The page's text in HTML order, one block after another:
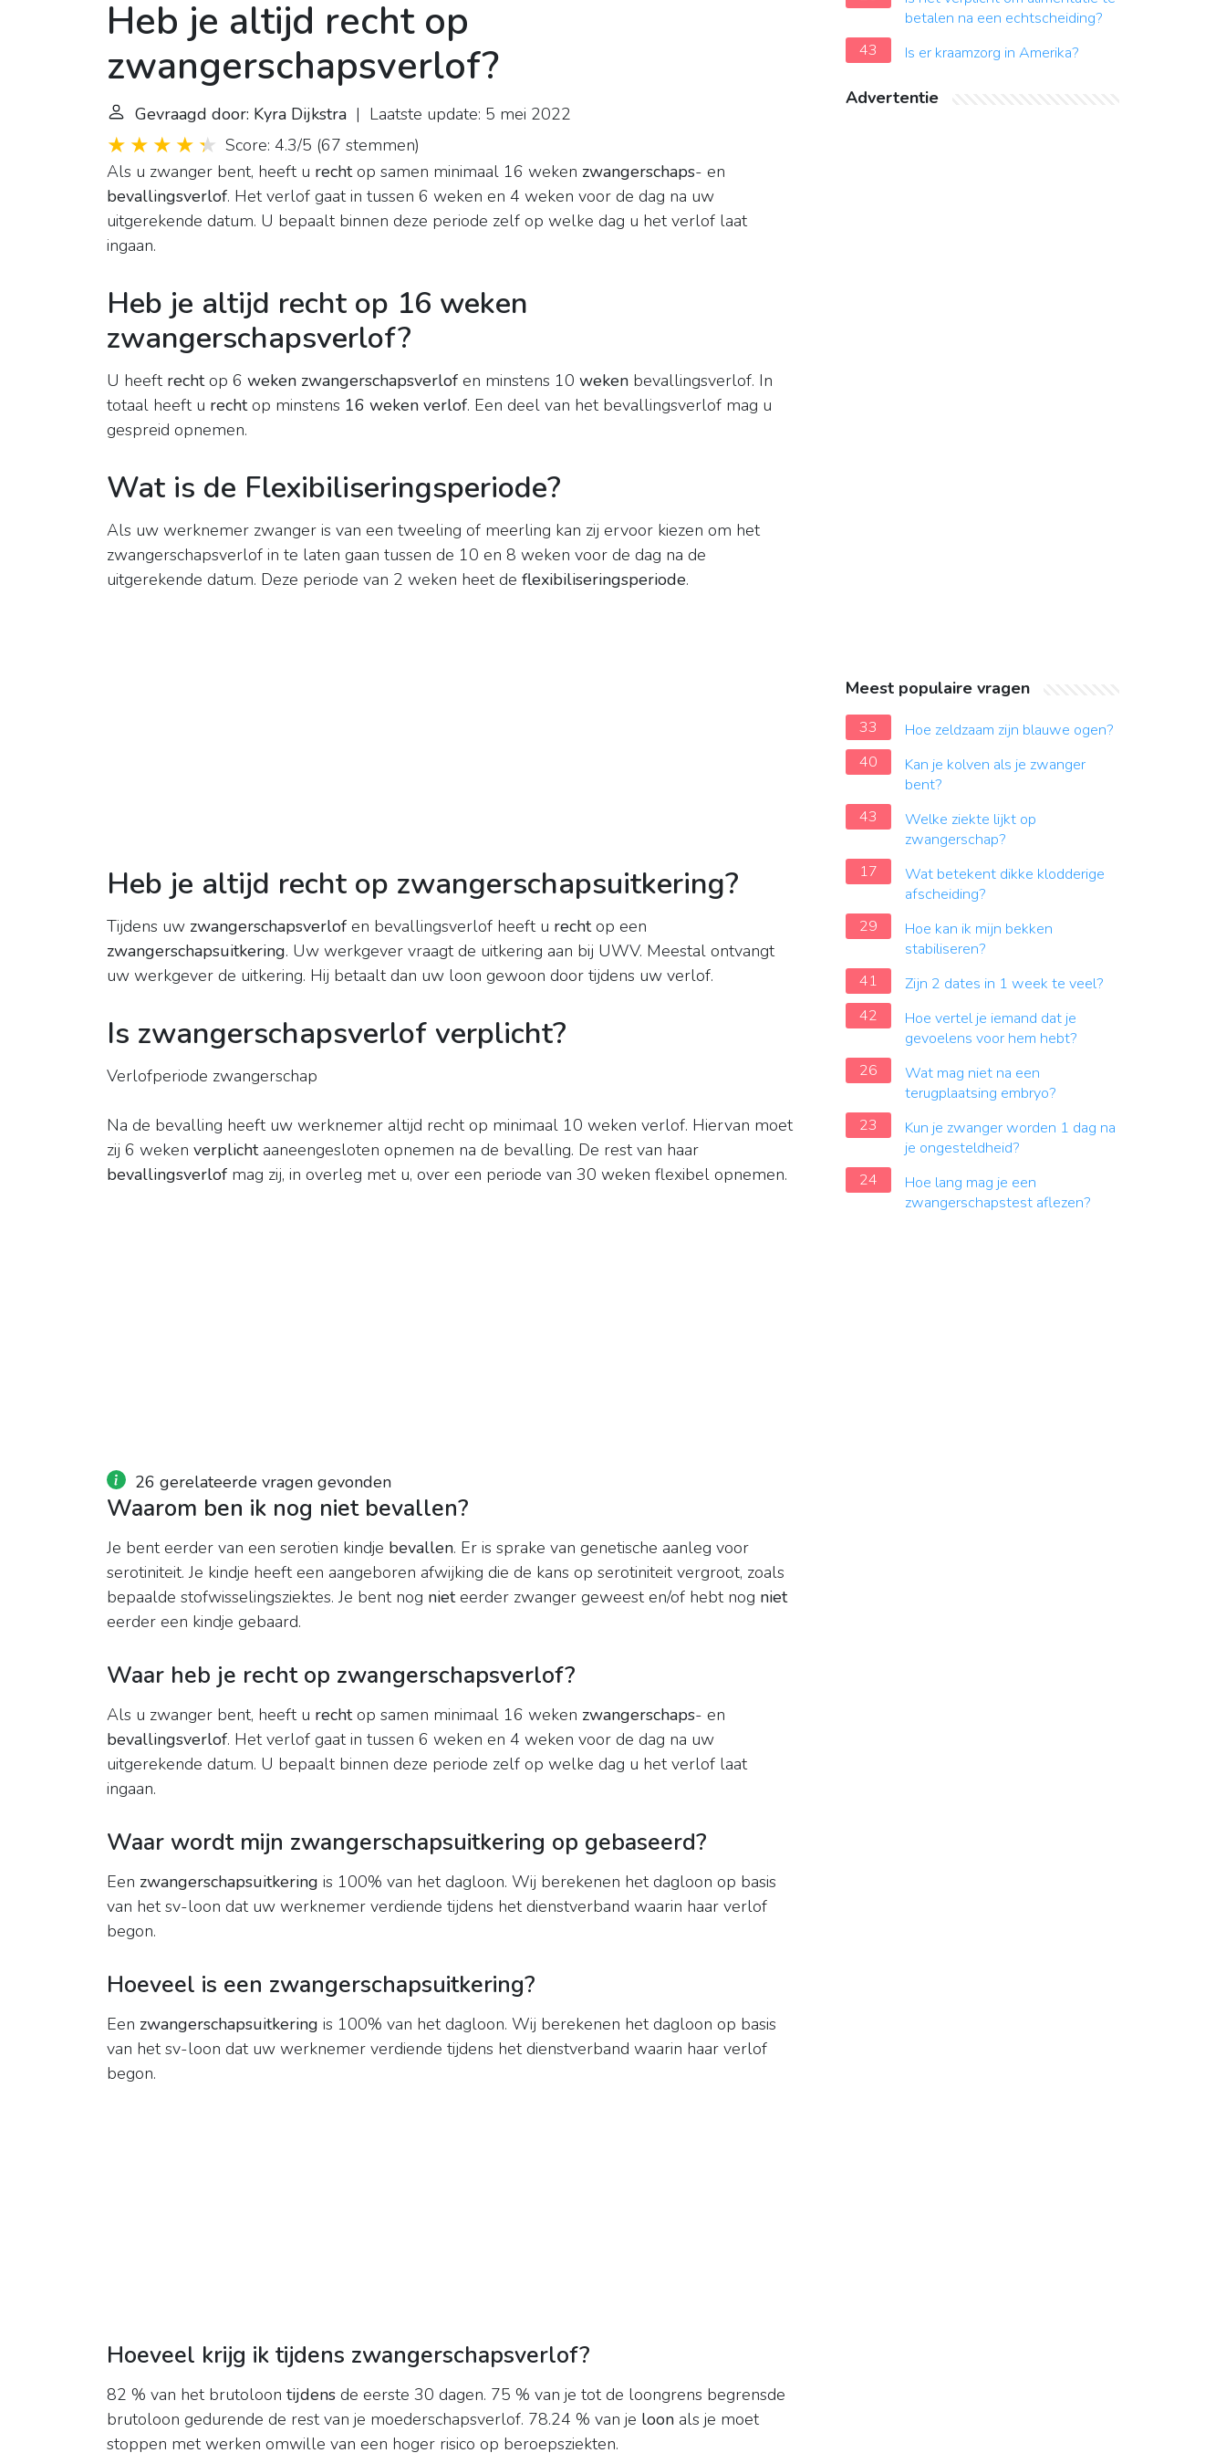
Heb je altijd recht op
zwangerschapsverlof?
Gevraagd door: Kyra Dijkstra | Laatste update: 5 mei 2022
Score: 4.3/5 (67 stemmen)
Als u zwanger bent, heeft u rechtop samen minimaal 16 weken zwangerschaps- en
bevallingsverlof. Het verlof gaat in tussen 6 weken en 4 weken voor de dag na uw
uitgerekende datum. U bepaalt binnen deze periode zelf op welke dag u het verlof laat
ingaan.
Heb je altijd recht op 16 weken
zwangerschapsverlof?
U heeft rechtop 6 weken zwangerschapsverlof en minstens 10 weken bevallingsverlof. In
totaal heeft u rechtop minstens 16 weken verlof. Een deel van het bevallingsverlof mag u
gespreid opnemen.
Wat is de Flexibiliseringsperiode?
Als uw werknemer zwanger is van een tweeling of meerling kan zij ervoor kiezen om het
zwangerschapsverlof in te laten gaan tussen de 10 en 8 weken voor de dag na de
uitgerekende datum. Deze periode van 2 weken heet de flexibiliseringsperiode.
Heb je altijd recht op zwangerschapsuitkering?
Tijdens uw zwangerschapsverlof en bevallingsverlof heeft u rechtop een
zwangerschapsuitkering. Uw werkgever vraagt de uitkering aan bij UWV. Meestal ontvangt
uw werkgever de uitkering. Hij betaalt dan uw loon gewoon door tijdens uw verlof.
Is zwangerschapsverlof verplicht?
Verlofperiode zwangerschap
Na de bevalling heeft uw werknemer altijd recht op minimaal 10 weken verlof. Hiervan moet
zij 6 weken verplichtaaneengesloten opnemen na de bevalling. De rest van haar
bevallingsverlof mag zij, in overleg met u, over een periode van 30 weken flexibel opnemen.
26 gerelateerde vragen gevonden
Waarom ben ik nog niet bevallen?
Je bent eerder van een serotien kindje bevallen. Er is sprake van genetische aanleg voor
serotiniteit. Je kindje heeft een aangeboren afwijking die de kans op serotiniteit vergroot, zoals
bepaalde stofwisselingsziektes. Je bent nog nieteerder zwanger geweest en/of hebt nog niet
eerder een kindje gebaard.
Waar heb je recht op zwangerschapsverlof?
Als u zwanger bent, heeft u rechtop samen minimaal 16 weken zwangerschaps- en
bevallingsverlof. Het verlof gaat in tussen 6 weken en 4 weken voor de dag na uw
uitgerekende datum. U bepaalt binnen deze periode zelf op welke dag u het verlof laat
ingaan.
Waar wordt mijn zwangerschapsuitkering op gebaseerd?
Een zwangerschapsuitkering is 100% van het dagloon. Wij berekenen het dagloon op basis
van het sv-loon dat uw werknemer verdiende tijdens het dienstverband waarin haar verlof
begon.
Hoeveel is een zwangerschapsuitkering?
Een zwangerschapsuitkering is 100% van het dagloon. Wij berekenen het dagloon op basis
van het sv-loon dat uw werknemer verdiende tijdens het dienstverband waarin haar verlof
begon.
Hoeveel krijg ik tijdens zwangerschapsverlof?
82 % van het brutoloon tijdens de eerste 30 dagen. 75 % van je tot de loongrens begrensde
brutoloon gedurende de rest van je moederschapsverlof. 78.24 % van je loon als je moet
stoppen met werken omwille van een hoger risico op beroepsziekten.
betalen na een echtscheiding?
43
Is er kraamzorg in Amerika?
Advertentie
Meest populaire vragen
33
Hoe zeldzaam zijn blauwe ogen?
40
Kan je kolven als je zwanger
bent?
43
Welke ziekte lijkt op
zwangerschap?
17
Wat betekent dikke klodderige
afscheiding?
29
Hoe kan ik mijn bekken
stabiliseren?
41
Zijn 2 dates in 1 week te veel?
42
Hoe vertel je iemand dat je
gevoelens voor hem hebt?
26
Wat mag niet na een
terugplaatsing embryo?
23
Kun je zwanger worden 1 dag na
je ongesteldheid?
24
Hoe lang mag je een
zwangerschapstest aflezen?